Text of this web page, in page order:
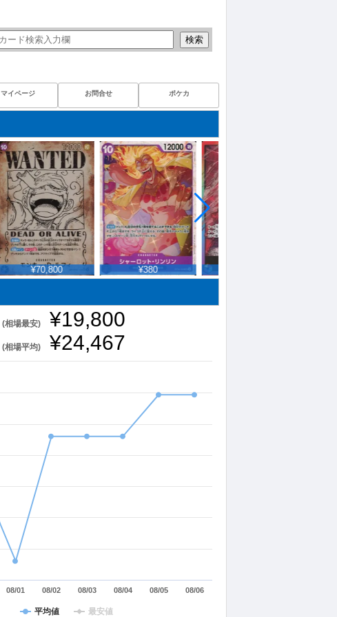
検索
マイページ お問合せ ポケカ
¥70,800 ¥380
(相場最安) ¥19,800
(相場平均) ¥24,467
平均値 最安値
08/01 08/02 08/03 08/04 08/05 08/06